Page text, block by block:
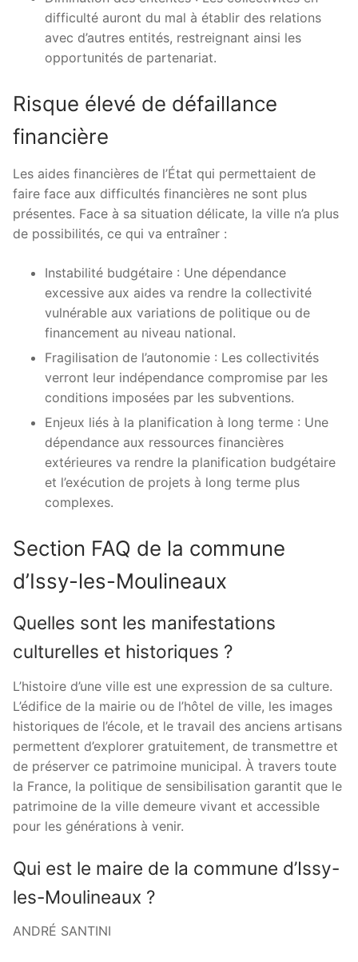
difficulté auront du mal à établir des relations
avec d’autres entités, restreignant ainsi les
opportunités de partenariat.
Risque élevé de défaillance
financière
Les aides financières de l’État qui permettaient de
faire face aux difficultés financières ne sont plus
présentes. Face à sa situation délicate, la ville n’a plus
de possibilités, ce qui va entraîner :
Instabilité budgétaire : Une dépendance
excessive aux aides va rendre la collectivité
vulnérable aux variations de politique ou de
financement au niveau national.
Fragilisation de l’autonomie : Les collectivités
verront leur indépendance compromise par les
conditions imposées par les subventions.
Enjeux liés à la planification à long terme : Une
dépendance aux ressources financières
extérieures va rendre la planification budgétaire
et l’exécution de projets à long terme plus
complexes.
Section FAQ de la commune
d’Issy-les-Moulineaux
Quelles sont les manifestations
culturelles et historiques ?
L’histoire d’une ville est une expression de sa culture.
L’édifice de la mairie ou de l’hôtel de ville, les images
historiques de l’école, et le travail des anciens artisans
permettent d’explorer gratuitement, de transmettre et
de préserver ce patrimoine municipal. À travers toute
la France, la politique de sensibilisation garantit que le
patrimoine de la ville demeure vivant et accessible
pour les générations à venir.
Qui est le maire de la commune d’Issy-
les-Moulineaux ?
ANDRÉ SANTINI